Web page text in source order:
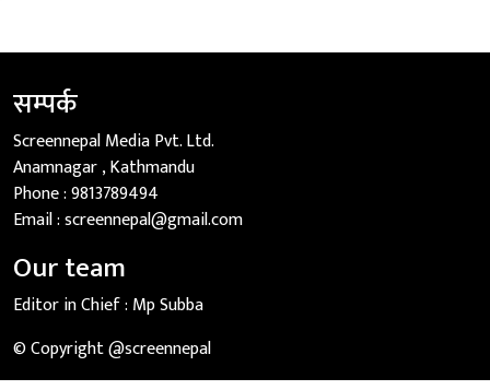
सम्पर्क
Screennepal Media Pvt. Ltd.
Anamnagar , Kathmandu
Phone :9813789494
Email :screennepal@gmail.com
Our team
Editor in Chief : Mp Subba
© Copyright @screennepal